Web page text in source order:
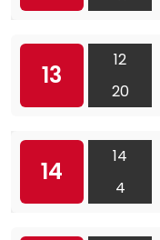
13
12
20
14
14
4